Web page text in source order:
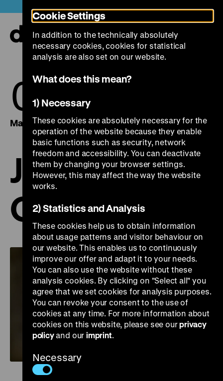
directly
the
05.
May 2017
14.
May 2017
Joseph
Conrad
Cookie Settings
In addition to the technically absolutely
necessary cookies, cookies for statistical
analysis are also set on our website.
What does this mean?
1) Necessary
These cookies are absolutely necessary for the
operation of the website because they enable
basic functions such as security, network
freedom and accessibility. You can deactivate
them by changing your browser settings.
However, this may affect the way the website
works.
2) Statistics and Analysis
These cookies help us to obtain information
about usage patterns and visitor behaviour on
our website. This enables us to continuously
improve our offer and adapt it to your needs.
You can also use the website without these
analysis cookies. By clicking on "Select all" you
agree that we set cookies for analysis purposes.
You can revoke your consent to the use of
cookies at any time. For more information about
cookies on this website, please see ourprivacy
policyand our imprint.
Necessary